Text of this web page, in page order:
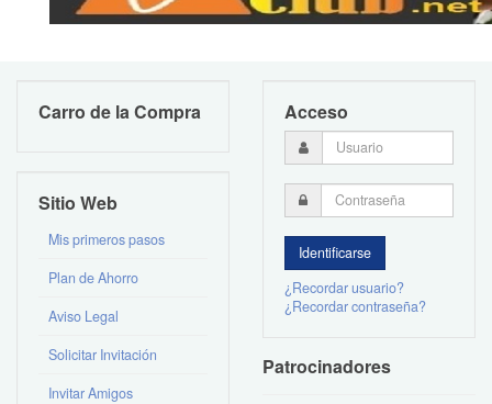
Carro de la Compra
Sitio Web
Mis primeros pasos
Plan de Ahorro
Aviso Legal
Solicitar Invitación
Invitar Amigos
Acceso
¿Recordar usuario?
¿Recordar contraseña?
Patrocinadores